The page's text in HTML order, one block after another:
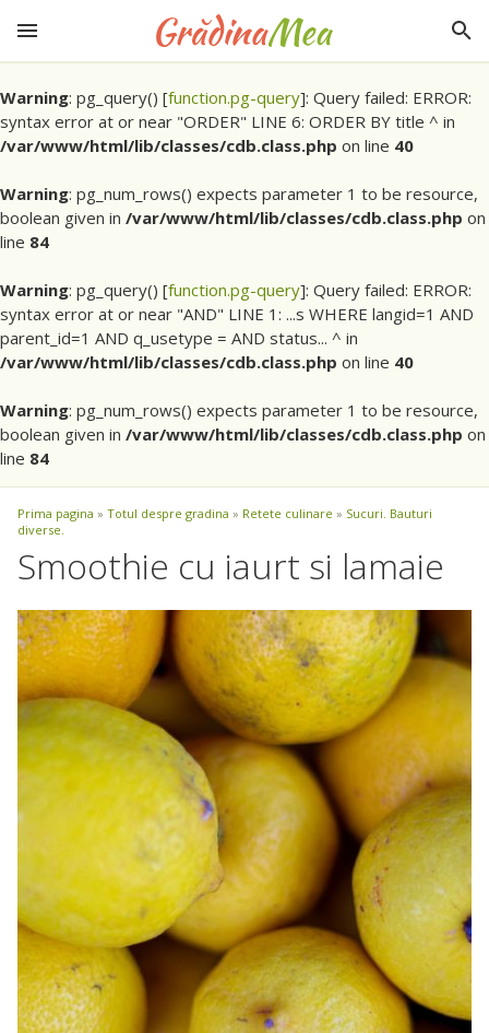
Warning: pg_query() [function.pg-query]: Query failed: ERROR:
syntax error at or near "ORDER" LINE 6: ORDER BY title ^ in
/var/www/html/lib/classes/cdb.class.php on line 40
Warning: pg_num_rows() expects parameter 1 to be resource,
boolean given in /var/www/html/lib/classes/cdb.class.php on
line 84
Warning: pg_query() [function.pg-query]: Query failed: ERROR:
syntax error at or near "AND" LINE 1: ...s WHERE langid=1 AND
parent_id=1 AND q_usetype = AND status... ^ in
/var/www/html/lib/classes/cdb.class.php on line 40
Warning: pg_num_rows() expects parameter 1 to be resource,
boolean given in /var/www/html/lib/classes/cdb.class.php on
line 84
Prima pagina » Totul despre gradina » Retete culinare » Sucuri. Bauturi
diverse.
Smoothie cu iaurt si lamaie